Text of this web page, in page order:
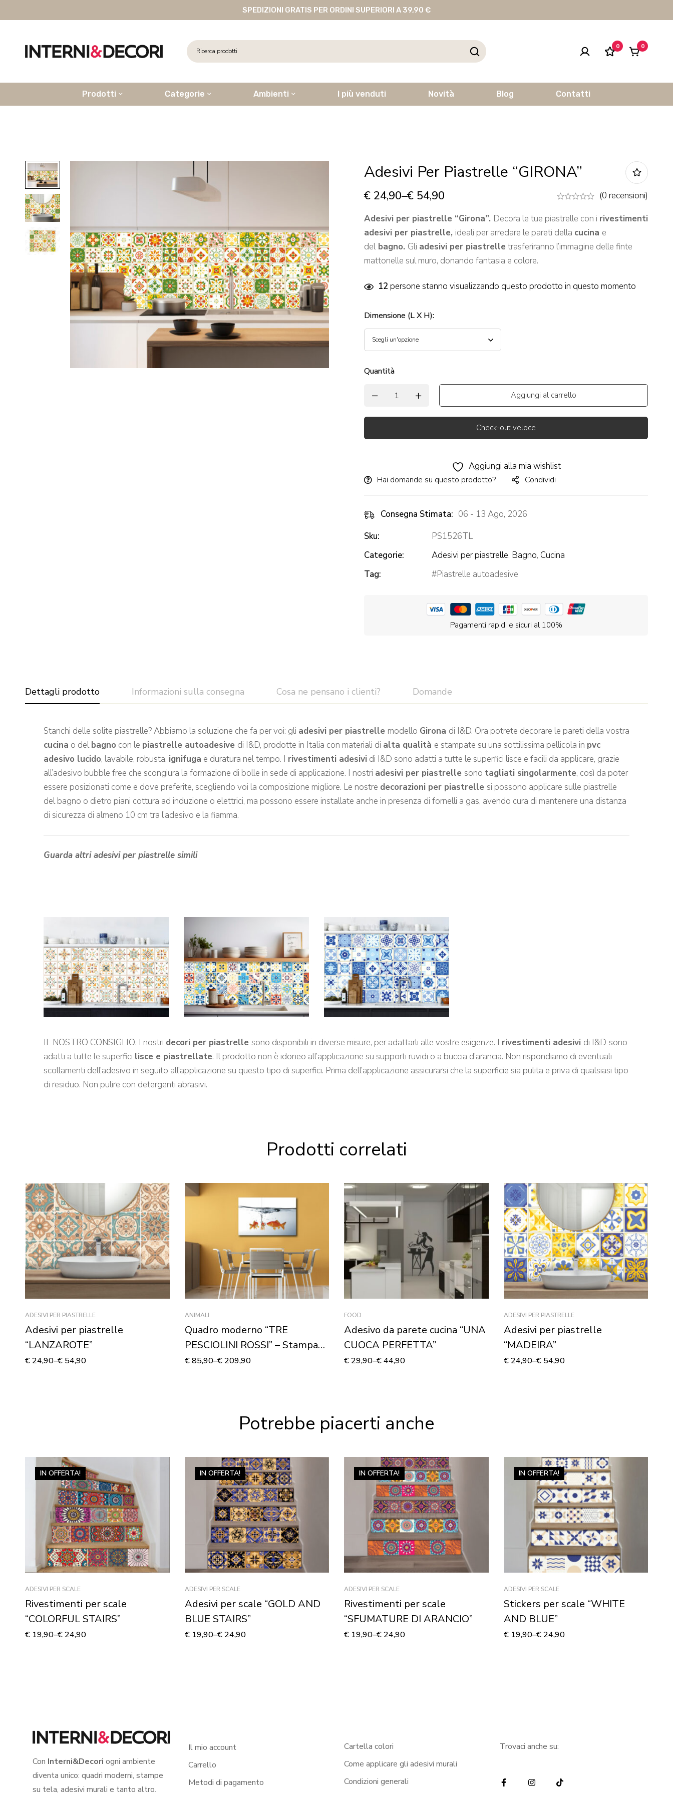
SPEDIZIONI GRATIS PER ORDINI SUPERIORI A 39,90 €
0 0
Prodotti Categorie Ambienti I più venduti Novità Blog Contatti
Adesivi Per Piastrelle “GIRONA”
€ 24,90–€ 54,90
(0 recensioni)
Adesivi per piastrelle “Girona”. Decora le tue piastrelle con i rivestimenti
adesivi per piastrelle, ideali per arredare le pareti della cucina e
delbagno. Gli adesivi per piastrelle trasferiranno l’immagine delle finte
mattonelle sul muro, donando fantasia e colore.
12 persone stanno visualizzando questo prodotto in questo momento
Dimensione (L X H):
Quantità
Aggiungi al carrello
Check-out veloce
Aggiungi alla mia wishlist
Hai domande su questo prodotto? Condividi
Consegna Stimata: 06 - 13 Ago, 2026
Sku:
PS1526TL
Categorie:
Adesivi per piastrelle, Bagno, Cucina
Tag:
Piastrelle autoadesive
Pagamenti rapidi e sicuri al 100%
Dettagli prodotto Informazioni sulla consegna Cosa ne pensano i clienti? Domande
Stanchi delle solite piastrelle? Abbiamo la soluzione che fa per voi: gli adesivi per piastrelle modello Girona di I&D. Ora potrete decorare le pareti della vostra
cucina o delbagno con le piastrelle autoadesive di I&D, prodotte in Italia con materiali di alta qualità e stampate su una sottilissima pellicola in pvc
adesivo lucido, lavabile, robusta, ignifuga e duratura nel tempo. I rivestimenti adesivi di I&D sono adatti a tutte le superfici lisce e facili da applicare, grazie
all’adesivo bubble free che scongiura la formazione di bolle in sede di applicazione. I nostri adesivi per piastrelle sono tagliati singolarmente, così da poter
essere posizionati come e dove preferite, scegliendo voi la composizione migliore. Le nostre decorazioni per piastrelle si possono applicare sulle piastrelle
del bagno o dietro piani cottura ad induzione o elettrici, ma possono essere installate anche in presenza di fornelli a gas, avendo cura di mantenere una distanza
di sicurezza di almeno 10 cm tra l’adesivo e la fiamma.
Guarda altri adesivi per piastrelle simili
IL NOSTRO CONSIGLIO: I nostri decori per piastrelle sono disponibili in diverse misure, per adattarli alle vostre esigenze. I rivestimenti adesivi di I&D sono
adatti a tutte le superfici lisce e piastrellate. Il prodotto non è idoneo all’applicazione su supporti ruvidi o a buccia d’arancia. Non rispondiamo di eventuali
scollamenti dell’adesivo in seguito all’applicazione su questo tipo di superfici. Prima dell’applicazione assicurarsi che la superficie sia pulita e priva di qualsiasi tipo
di residuo. Non pulire con detergenti abrasivi.
Prodotti correlati
ADESIVI PER PIASTRELLE
Adesivi per piastrelle
“LANZAROTE”
€ 24,90–€ 54,90
ANIMALI
Quadro moderno “TRE
PESCIOLINI ROSSI” – Stampa
su tela
€85,90–€209,90
FOOD
Adesivo da parete cucina “UNA
CUOCA PERFETTA”
€ 29,90–€44,90
ADESIVI PER PIASTRELLE
Adesivi per piastrelle
“MADEIRA”
€24,90–€54,90
Potrebbe piacerti anche
IN OFFERTA!
ADESIVI PER SCALE
Rivestimenti per scale
“COLORFUL STAIRS”
€ 19,90–€ 24,90
IN OFFERTA!
ADESIVI PER SCALE
Adesivi per scale “GOLD AND
BLUE STAIRS”
€19,90–€24,90
IN OFFERTA!
ADESIVI PER SCALE
Rivestimenti per scale
“SFUMATURE DI ARANCIO”
€ 19,90–€ 24,90
IN OFFERTA!
ADESIVI PER SCALE
Stickers per scale “WHITE
AND BLUE”
€19,90–€24,90
Con Interni&Decori ogni ambiente
diventa unico: quadri moderni, stampe
su tela, adesivi murali e tanto altro.
Il mio account
Carrello
Metodi di pagamento
Cartella colori
Come applicare gli adesivi murali
Condizioni generali
Trovaci anche su: